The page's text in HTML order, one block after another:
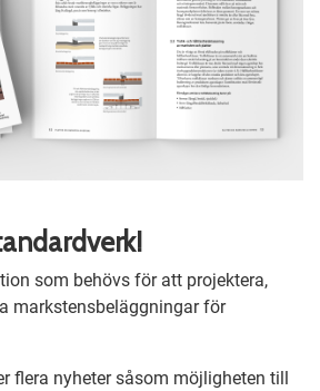
som behövs för att projektera,
markstensbeläggningar för
flera nyheter såsom möjligheten till